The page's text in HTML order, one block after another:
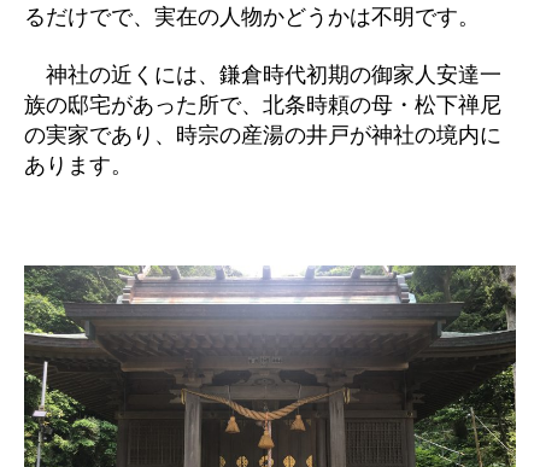
るだけでで、実在の人物かどうかは不明です。
神社の近くには、鎌倉時代初期の御家人安達一
族の邸宅があった所で、北条時頼の母・松下禅尼
の実家であり、時宗の産湯の井戸が神社の境内に
あります。